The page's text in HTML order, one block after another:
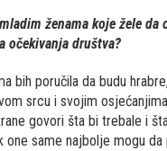
ženama koje žele da
očekivanja društva?
bih poručila da budu
srcu i svojim
govori šta bi trebale i
one same najbolje mogu